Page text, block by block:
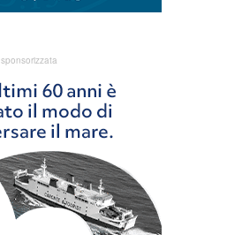
sponsorizzata